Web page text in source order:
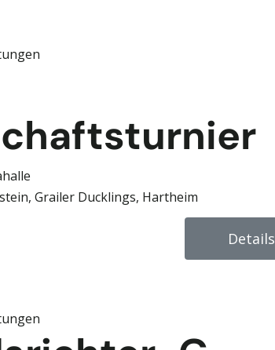
Grailer Ducklings, Hartheim
Details